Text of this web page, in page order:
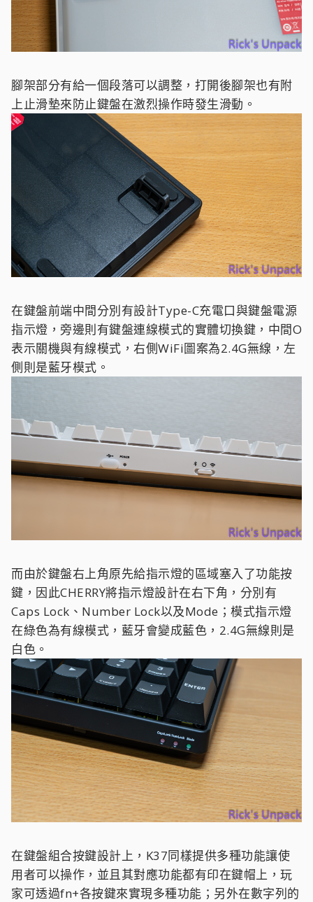
腳架部分有給一個段落可以調整，打開後腳架也有附
上止滑墊來防止鍵盤在激烈操作時發生滑動。
在鍵盤前端中間分別有設計Type-C充電口與鍵盤電源
指示燈，旁邊則有鍵盤連線模式的實體切換鍵，中間O
表示關機與有線模式，右側WiFi圖案為2.4G無線，左
側則是藍牙模式。
而由於鍵盤右上角原先給指示燈的區域塞入了功能按
鍵，因此CHERRY將指示燈設計在右下角，分別有
Caps Lock、Number Lock以及Mode；模式指示燈
在綠色為有線模式，藍牙會變成藍色，2.4G無線則是
白色。
在鍵盤組合按鍵設計上，K37同樣提供多種功能讓使
用者可以操作，並且其對應功能都有印在鍵帽上，玩
家可透過fn+各按鍵來實現多種功能；另外在數字列的